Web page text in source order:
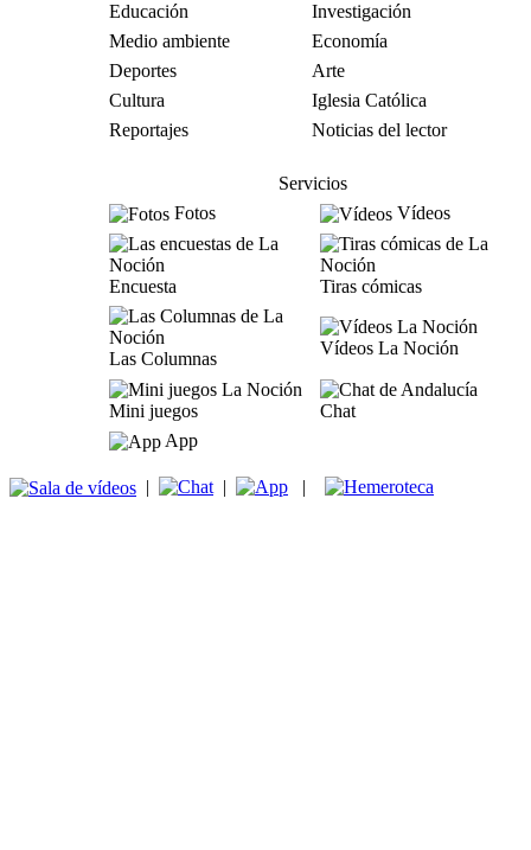
Educación
Investigación
Medio ambiente
Economía
Deportes
Arte
Cultura
Iglesia Católica
Reportajes
Noticias del lector
Servicios
Fotos
Vídeos
Encuesta Tiras cómicas
Las Columnas
Vídeos La Noción
Mini juegos
Chat
App
| | |